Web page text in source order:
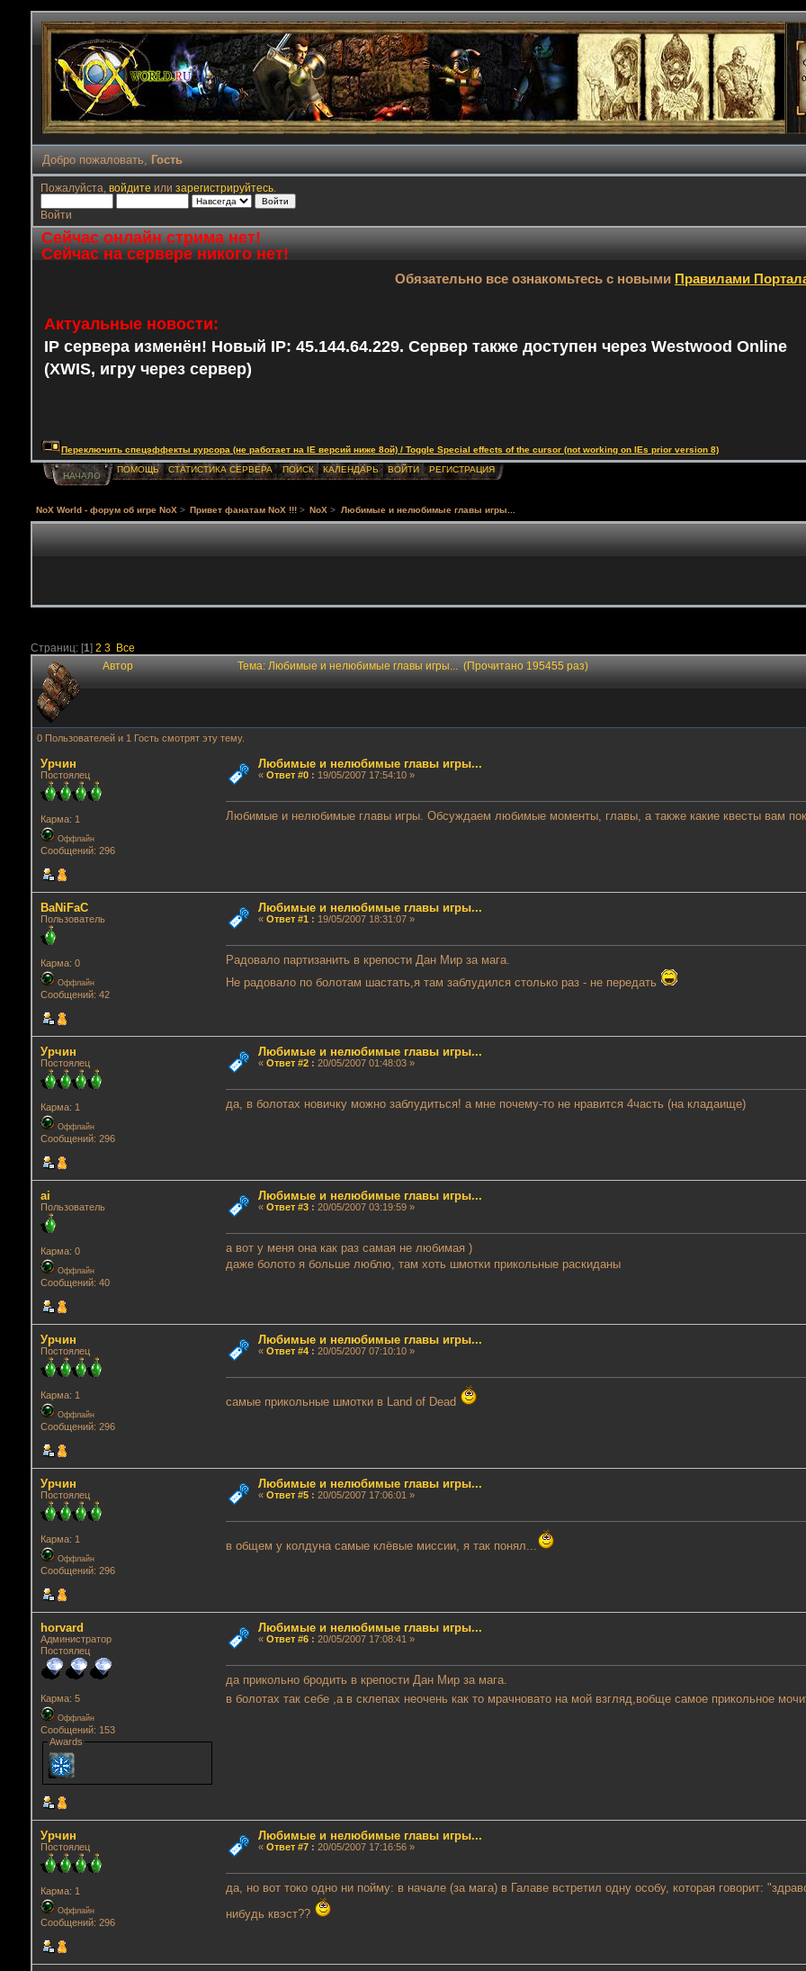
Добро пожаловать, Гость
Пожалуйста, войдите или зарегистрируйтесь.
Войти
Сейчас онлайн стрима нет!
Сейчас на сервере никого нет!
Обязательно все ознакомьтесь с новыми Правилами
Актуальные новости:
IP сервера изменён! Новый IP: 45.144.64.229. Сервер также доступен через Westwood Online
(XWIS, игру через сервер)
Переключить спецэффекты курсора (не работает на IE версий ниже 8ой) / Toggle Special effects of the cursor (not working on IEs prior version 8)
НАЧАЛО
ПОМОЩЬ СТАТИСТИКА СЕРВЕРА ПОИСК КАЛЕНДАРЬ ВОЙТИ РЕГИСТРАЦИЯ
NoX World - форум об игре NoX > Привет фанатам NoX !!! > NoX > Любимые и нелюбимые главы игры...
Страниц: [1] 2 3 Все
Автор Тема: Любимые и нелюбимые главы игры... (Прочитано 195455 раз)
0 Пользователей и 1 Гость смотрят эту тему.
Урчин
Постоялец
Карма: 1
Оффлайн
Сообщений: 296
Любимые и нелюбимые главы игры...
« Ответ #0: 19/05/2007 17:54:10 »
Любимые и нелюбимые главы игры. Обсуждаем любимые моменты, главы, а также какие квесты вам
BaNiFaC
Пользователь
Карма: 0
Оффлайн
Сообщений: 42
Любимые и нелюбимые главы игры...
« Ответ #1 : 19/05/2007 18:31:07 »
Радовало партизанить в крепости Дан Мир за мага.
Не радовало по болотам шастать,я там заблудился столько раз - не передать
Урчин
Постоялец
Карма: 1
Оффлайн
Сообщений: 296
Любимые и нелюбимые главы игры...
« Ответ #2: 20/05/2007 01:48:03 »
да, в болотах новичку можно заблудиться! а мне почему-то не нравится 4часть (на кладаище)
ai
Пользователь
Карма: 0
Оффлайн
Сообщений: 40
Любимые и нелюбимые главы игры...
« Ответ #3: 20/05/2007 03:19:59 »
а вот у меня она как раз самая не любимая )
даже болото я больше люблю, там хоть шмотки прикольные раскиданы
Урчин
Постоялец
Карма: 1
Оффлайн
Сообщений: 296
Любимые и нелюбимые главы игры...
« Ответ #4: 20/05/2007 07:10:10 »
самые прикольные шмотки в Land of Dead
Урчин
Постоялец
Карма: 1
Оффлайн
Сообщений: 296
Любимые и нелюбимые главы игры...
« Ответ #5: 20/05/2007 17:06:01 »
в общем у колдуна самые клёвые миссии, я так понял...
horvard
Администратор
Постоялец
Карма: 5
Оффлайн
Сообщений: 153
Awards
Любимые и нелюбимые главы игры...
« Ответ #6: 20/05/2007 17:08:41 »
да прикольно бродить в крепости Дан Мир за мага.
в болотах так себе ,а в склепах неочень как то мрачновато на мой взгляд,вобще самое прикольное
Урчин
Постоялец
Карма: 1
Оффлайн
Сообщений: 296
Любимые и нелюбимые главы игры...
« Ответ #7: 20/05/2007 17:16:56 »
да, но вот токо одно ни пойму: в начале (за мага) в Галаве встретил одну особу, которая говорит:
нибудь квэст??